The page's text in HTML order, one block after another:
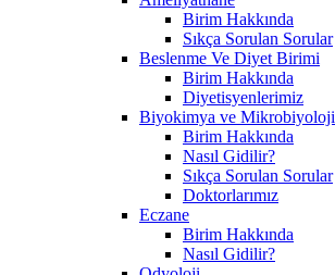
Birim Hakkında
Sıkça Sorulan Sorular
Beslenme Ve Diyet Birimi
Birim Hakkında
Diyetisyenlerimiz
Biyokimya ve Mikrobiyoloji
Birim Hakkında
Nasıl Gidilir?
Sıkça Sorulan Sorular
Doktorlarımız
Eczane
Birim Hakkında
Nasıl Gidilir?